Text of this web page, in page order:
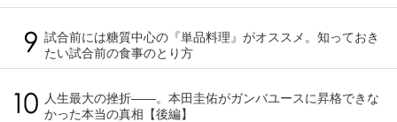
試合前には糖質中心の『単品料理』がオススメ。知っておき
たい試合前の食事のとり方
人生最大の挫折――。本田圭佑がガンバユースに昇格できな
かった本当の真相【後編】